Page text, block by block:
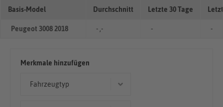
Basis-Model Durchschnitt Letzte 30 Tage
Peugeot 3008 2018 - ,- - -
Merkmale hinzufügen
Fahrzeugtyp